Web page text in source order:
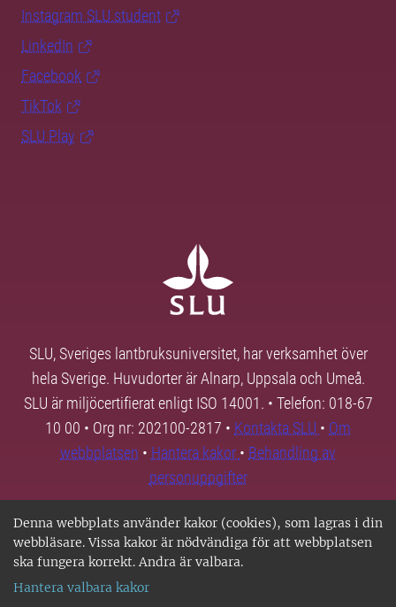
Denna webbplats använder kakor (cookies), som lagras i din
webbläsare. Vissa kakor är nödvändiga för att webbplatsen
ska fungera korrekt. Andra är valbara.
Hantera valbara kakor
Instagram SLU.student
LinkedIn
Facebook
TikTok
SLU Play
SLU, Sveriges lantbruksuniversitet, har verksamhet över
hela Sverige. Huvudorter är Alnarp, Uppsala och Umeå.
SLU är miljöcertifierat enligt ISO 14001. • Telefon: 018-67
10 00 • Org nr: 202100-2817 • Kontakta SLU • Om
webbplatsen • Hantera kakor • Behandling av
personuppgifter